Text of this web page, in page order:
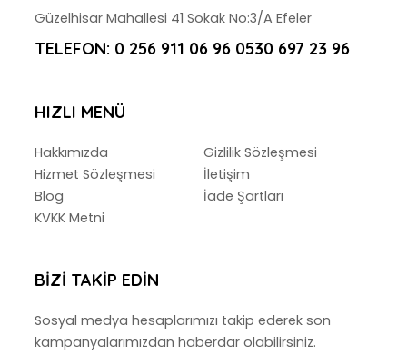
Güzelhisar Mahallesi 41 Sokak No:3/A Efeler
TELEFON: 0 256 911 06 96 0530 697 23 96
HIZLI MENÜ
Hakkımızda
Gizlilik Sözleşmesi
Hizmet Sözleşmesi
İletişim
Blog
İade Şartları
KVKK Metni
BIZI TAKIP EDIN
Sosyal medya hesaplarımızı takip ederek son
kampanyalarımızdan haberdar olabilirsiniz.